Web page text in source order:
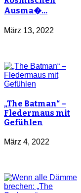
Ausma�…
März 13, 2022
„The Batman“ –
Fledermaus mit
Gefühlen
März 4, 2022